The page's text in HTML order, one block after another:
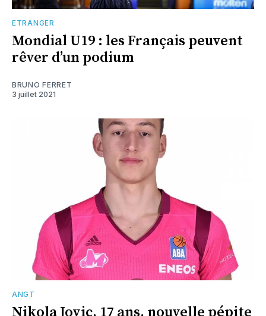
ETRANGER
Mondial U19 : les Français peuvent
rêver d’un podium
BRUNO FERRET
3 juillet 2021
ANGT